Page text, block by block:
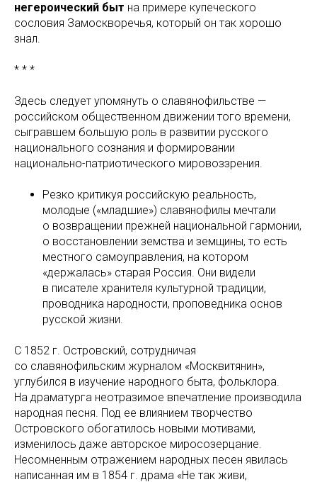
негероический быт на примере купеческого
сословия Замоскворечья, который он так хорошо
знал.
* * *
Здесь следует упомянуть о славянофильстве —
российском общественном движении того времени,
сыгравшем большую роль в развитии русского
национального сознания и формировании
национально-патриотического мировоззрения.
Резко критикуя российскую реальность,
молодые («младшие») славянофилы мечтали
о возвращении прежней национальной гармонии,
о восстановлении земства и земщины, то есть
местного самоуправления, на котором
«держалась» старая Россия. Они видели
в писателе хранителя культурной традиции,
проводника народности, проповедника основ
русской жизни.
С 1852 г. Островский, сотрудничая
со славянофильским журналом «Москвитянин»,
углубился в изучение народного быта, фольклора.
На драматурга неотразимое впечатление производила
народная песня. Под ее влиянием творчество
Островского обогатилось новыми мотивами,
изменилось даже авторское миросозерцание.
Несомненным отражением народных песен явилась
написанная им в 1854 г. драма «Не так живи,